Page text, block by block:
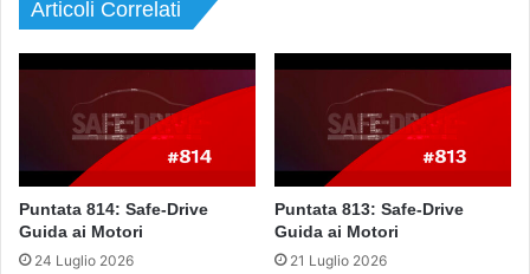
Articoli Correlati
Puntata 814: Safe-Drive
Guida ai Motori
24 Luglio 2026
Puntata 813: Safe-Drive
Guida ai Motori
21 Luglio 2026